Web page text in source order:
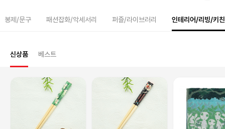
봉제/문구 패션잡화/악세서리 퍼즐/라이브러리 인테리어/리빙/키친
신상품 베스트